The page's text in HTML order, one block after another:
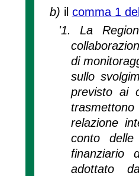
b) il comma 1
'1. La
di
sullo
previsto ai
relazione
conto
finanziario
adottato